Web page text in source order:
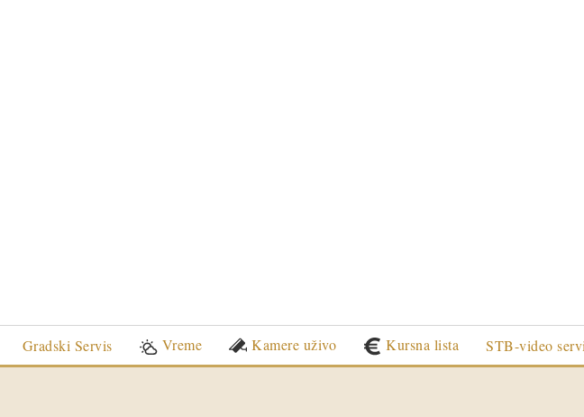
Gradski Servis Vreme Kamere uživo Kursna lista STB-video